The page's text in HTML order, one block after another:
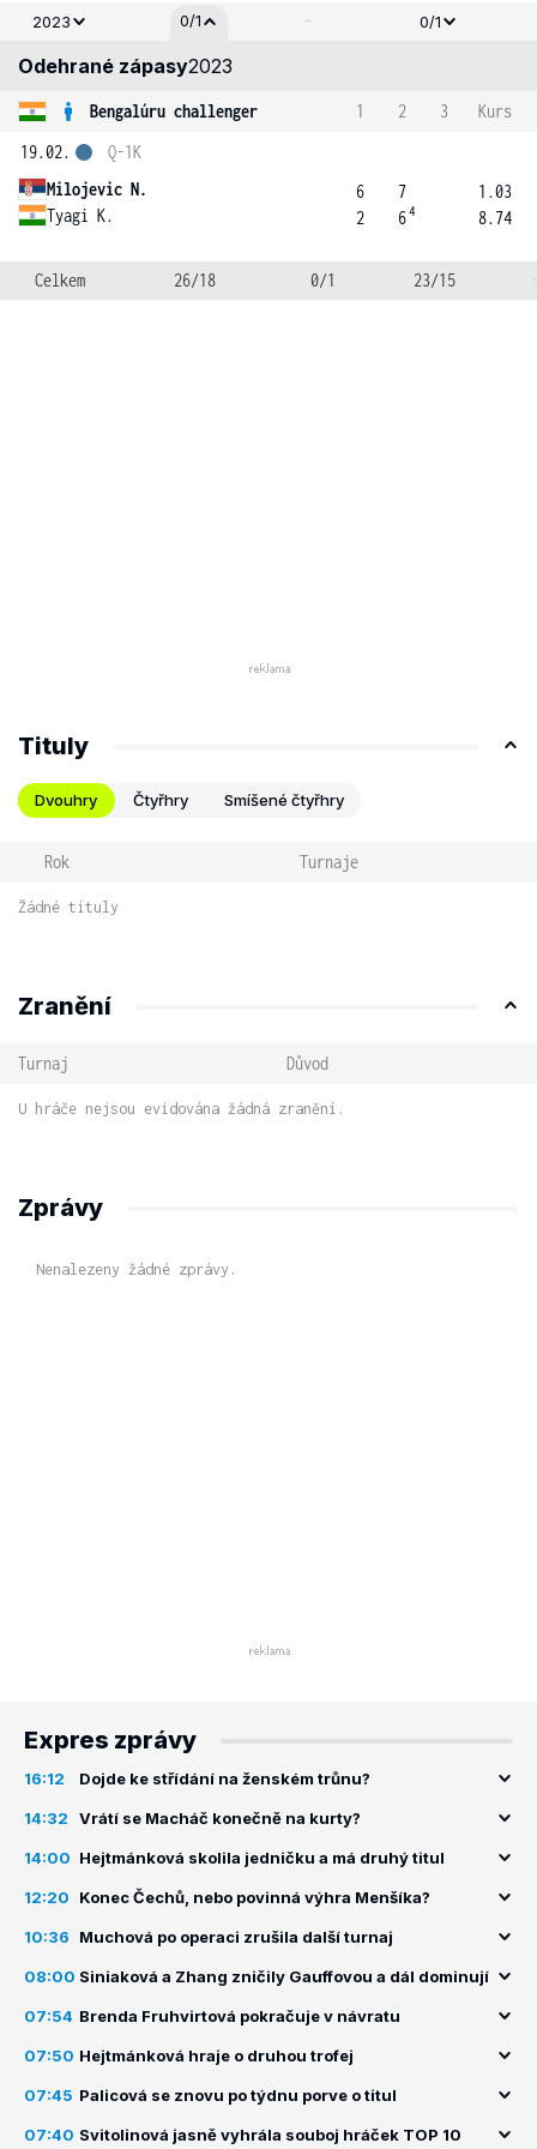
2023
0/1 - 0/1
Odehrané zápasy2023
Bengalúru challenger 1 2 3
Kurs
19.02.
Milojevic N.
Tyagi K.
Q-1K
6
2
7
64
1.03
8.74
Celkem 26/18 0/1 23/15
Tituly
Dvouhry Čtyřhry Smíšené čtyřhry
Rok Turnaje
Žádné tituly
Zranění
Turnaj Důvod
U hráče nejsou evidována žádná zranění.
Zprávy
Nenalezeny žádné zprávy.
Expres zprávy
16:12 Dojde ke střídání na ženském trůnu?
14:32 Vrátí se Macháč konečně na kurty?
14:00 Hejtmánková skolila jedničku a má druhý titul
12:20 Konec Čechů, nebo povinná výhra Menšíka?
10:36 Muchová po operaci zrušila další turnaj
08:00 Siniaková a Zhang zničily Gauffovou a dál dominují
07:54 Brenda Fruhvirtová pokračuje v návratu
07:50 Hejtmánková hraje o druhou trofej
07:45 Palicová se znovu po týdnu porve o titul
07:40 Svitolinová jasně vyhrála souboj hráček TOP 10